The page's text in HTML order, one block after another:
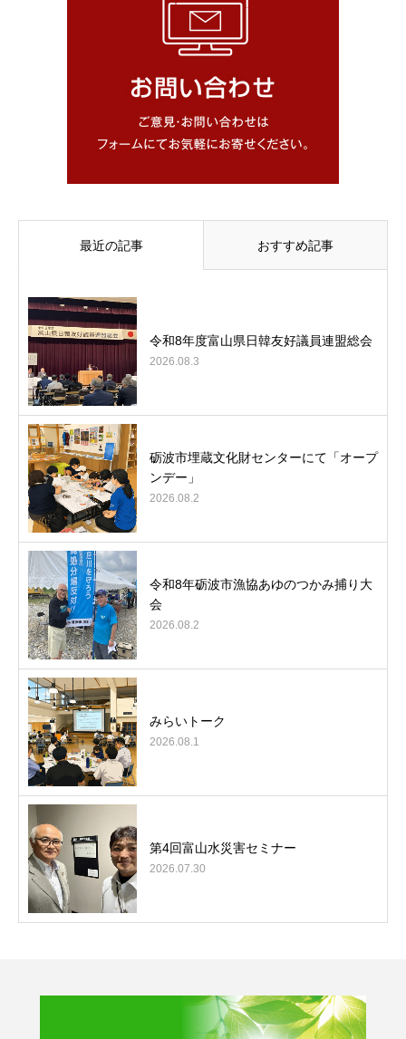
最近の記事 おすすめ記事
令和8年度富山県日韓友好議員連盟総会
2026.08.3
砺波市埋蔵文化財センターにて「オープ
ンデー」
2026.08.2
令和8年砺波市漁協あゆのつかみ捕り大
会
2026.08.2
みらいトーク
2026.08.1
第4回富山水災害セミナー
2026.07.30